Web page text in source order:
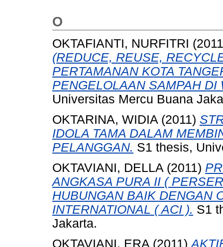
O
OKTAFIANTI, NURFITRI
(REDUCE, REUSE,
PERTAMANAN KOTA
PENGELOLAAN SAMPAH DI
Universitas Mercu Buana
OKTARINA, WIDIA (2011)
IDOLA TAMA DALAM
PELANGGAN. S1 thesis,
OKTAVIANI, DELLA (2011)
ANGKASA PURA II (
HUBUNGAN BAIK DENGAN
INTERNATIONAL ( ACI ). S1
Jakarta.
OKTAVIANI, ERA (2011)